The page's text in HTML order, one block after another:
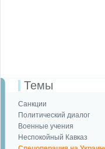
Темы
Санкции
Политический диалог
Военные учения
Неспокойный Кавказ